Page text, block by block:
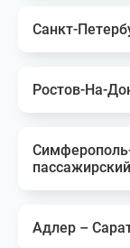
Санкт-
Ростов-На-
пассажирский
Адлер –